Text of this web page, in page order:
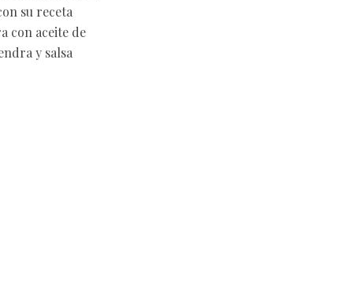
su receta
con aceite de
y salsa